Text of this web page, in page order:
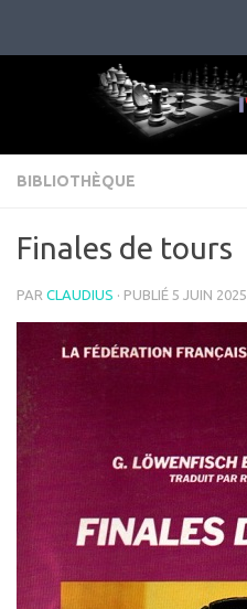
BIBLIOTHÈQUE
Finales de tours
PAR CLAUDIUS · PUBLIÉ 5 JUIN 2025